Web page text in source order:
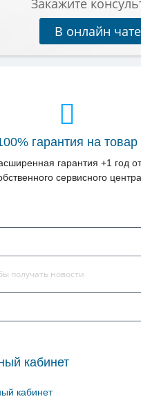
Закажите
В онлайн чате
гарантия на товар
гарантия +1 год
сервисного центра
кабинет
кабинет